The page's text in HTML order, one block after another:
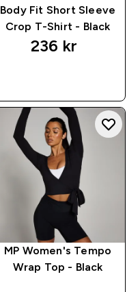
Body Fit Short Sleeve
Crop T-Shirt - Black
236 kr‎
MP Women's Tempo
Wrap Top - Black